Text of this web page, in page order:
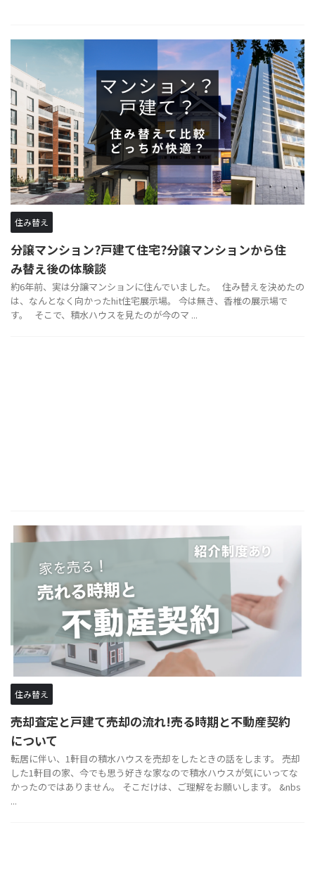
住み替え
分譲マンション?戸建て住宅?分譲マンションから住
み替え後の体験談
約6年前、実は分譲マンションに住んでいました。 住み替えを決めたの
は、なんとなく向かったhit住宅展示場。 今は無き、香椎の展示場で
す。 そこで、積水ハウスを見たのが今のマ ...
住み替え
売却査定と戸建て売却の流れ!売る時期と不動産契約
について
転居に伴い、1軒目の積水ハウスを売却をしたときの話をします。 売却
した1軒目の家、今でも思う好きな家なので積水ハウスが気にいってな
かったのではありません。 そこだけは、ご理解をお願いします。 &nbs
...